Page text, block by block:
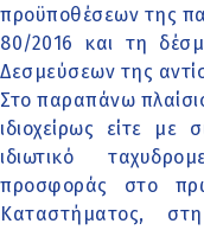
προϋποθέσεων της
80/2016 και τη
Δεσμεύσεων της
Στο παραπάνω
ιδιοχείρως είτε
ιδιωτικό
προσφοράς στο
Καταστήματος,